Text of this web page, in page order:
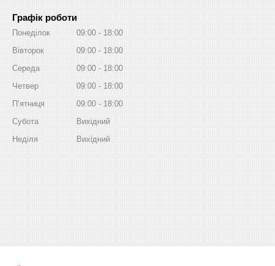
Графік роботи
Понеділок 09:00
18:00
Вівторок
09:00
18:00
Середа
09:00
18:00
Четвер
09:00
18:00
Пʼятниця
09:00
18:00
Субота
Вихідний
Неділя
Вихідний